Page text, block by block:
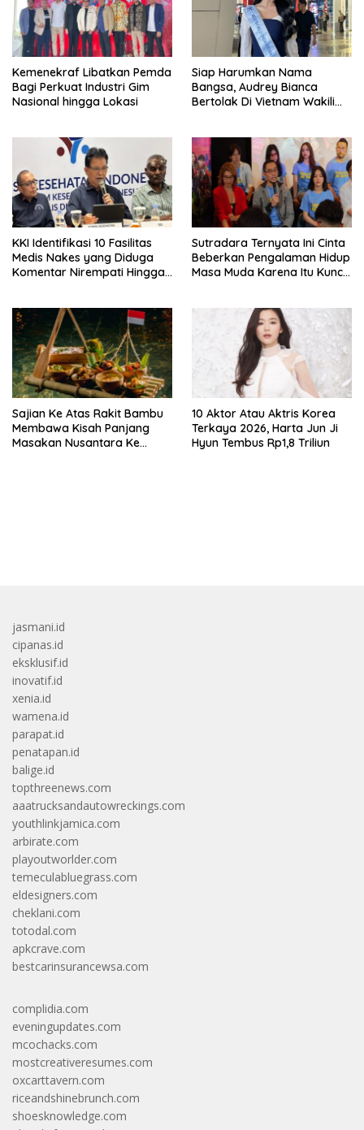
Kemenekraf Libatkan Pemda
Bagi Perkuat Industri Gim
Nasional hingga Lokasi
Siap Harumkan Nama
Bangsa, Audrey Bianca
Bertolak Di Vietnam Wakili
KKI Identifikasi 10 Fasilitas
Medis Nakes yang Diduga
Komentar Nirempati Hingga
Sutradara Ternyata Ini Cinta
Beberkan Pengalaman Hidup
Masa Muda Karena Itu Kunci
Sajian Ke Atas Rakit Bambu
Membawa Kisah Panjang
Masakan Nusantara Ke
10 Aktor Atau Aktris Korea
Terkaya 2026, Harta Jun Ji
Hyun Tembus Rp1,8 Triliun
jasmani.id
cipanas.id
eksklusif.id
inovatif.id
xenia.id
wamena.id
parapat.id
penatapan.id
balige.id
topthreenews.com
aaatrucksandautowreckings.com
youthlinkjamica.com
arbirate.com
playoutworlder.com
temeculabluegrass.com
eldesigners.com
cheklani.com
totodal.com
apkcrave.com
bestcarinsurancewsa.com
complidia.com
eveningupdates.com
mcochacks.com
mostcreativeresumes.com
oxcarttavern.com
riceandshinebrunch.com
shoesknowledge.com